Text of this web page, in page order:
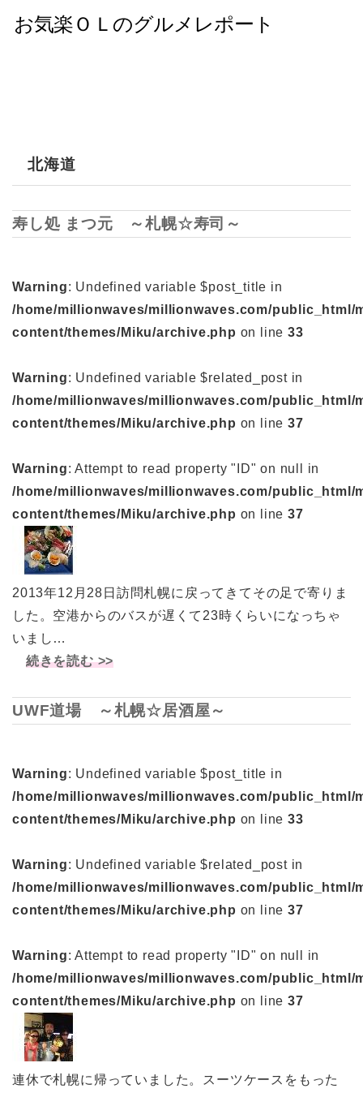
北海道
寿し処 まつ元 ～札幌☆寿司～
Warning: Undefined variable $post_title in
/home/millionwaves/millionwaves.com/public_html/
content/themes/Miku/archive.php on line33
Warning: Undefined variable $related_post in
/home/millionwaves/millionwaves.com/public_html/
content/themes/Miku/archive.php on line37
Warning: Attempt to read property "ID" on null in
/home/millionwaves/millionwaves.com/public_html/
content/themes/Miku/archive.php on line37
2013年12月28日訪問札幌に戻ってきてその足で寄りま
した。空港からのバスが遅くて23時くらいになっちゃ
いまし…
続きを読む >>
UWF道場 ～札幌☆居酒屋～
Warning: Undefined variable $post_title in
/home/millionwaves/millionwaves.com/public_html/
content/themes/Miku/archive.php on line33
Warning: Undefined variable $related_post in
/home/millionwaves/millionwaves.com/public_html/
content/themes/Miku/archive.php on line37
Warning: Attempt to read property "ID" on null in
/home/millionwaves/millionwaves.com/public_html/
content/themes/Miku/archive.php on line37
連休で札幌に帰っていました。スーツケースをもった